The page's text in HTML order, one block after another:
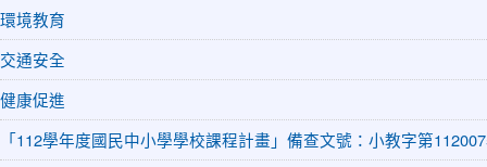
環境教育
交通安全
健康促進
「112學年度國民中小學學校課程計畫」備查文號：小教字第